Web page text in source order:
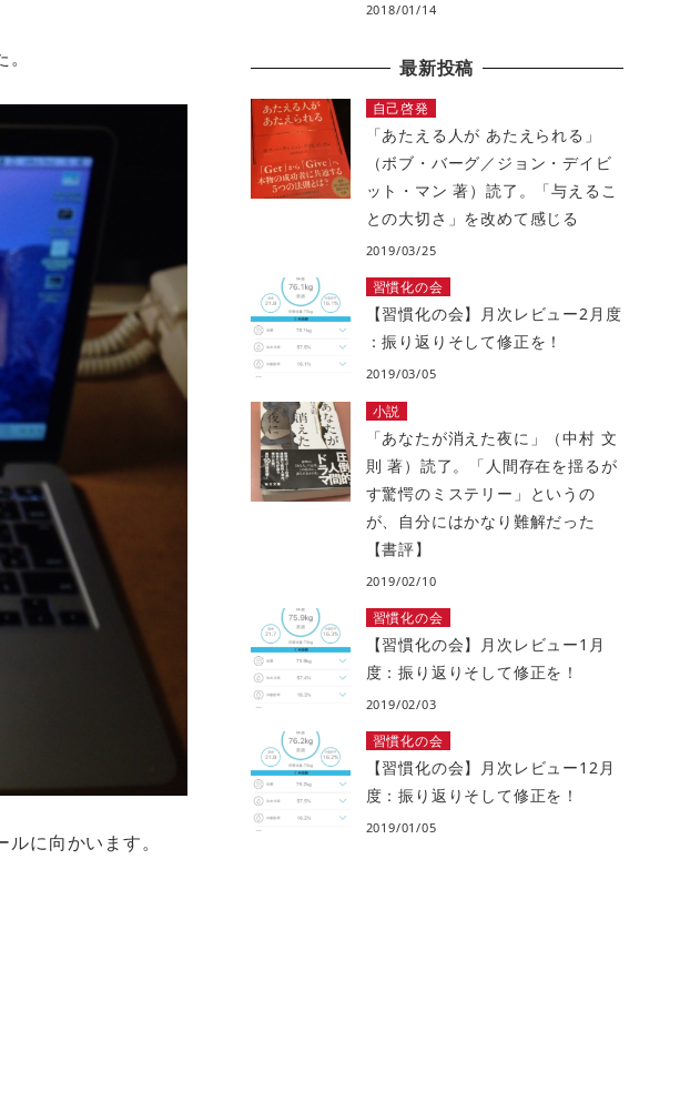
に向かいます。
2018/01/14
最新投稿
自己啓発
「あたえる人が あたえられる」
（ボブ・バーグ／ジョン・デイビ
ット・マン 著）読了。「与えるこ
との大切さ」を改めて感じる
2019/03/25
習慣化の会
【習慣化の会】月次レビュー2月度
：振り返りそして修正を！
2019/03/05
小説
「あなたが消えた夜に」（中村 文
則 著）読了。「人間存在を揺るが
す驚愕のミステリー」というの
が、自分にはかなり難解だった
【書評】
2019/02/10
習慣化の会
【習慣化の会】月次レビュー1月
度：振り返りそして修正を！
2019/02/03
習慣化の会
【習慣化の会】月次レビュー12月
度：振り返りそして修正を！
2019/01/05